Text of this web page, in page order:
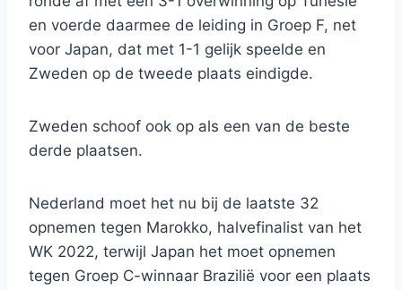
en voerde daarmee de leiding in Groep F, net
voor Japan, dat met 1-1 gelijk speelde en
Zweden op de tweede plaats eindigde.
Zweden schoof ook op als een van de beste
derde plaatsen.
Nederland moet het nu bij de laatste 32
opnemen tegen Marokko, halvefinalist van het
WK 2022, terwijl Japan het moet opnemen
tegen Groep C-winnaar Brazilië voor een plaats